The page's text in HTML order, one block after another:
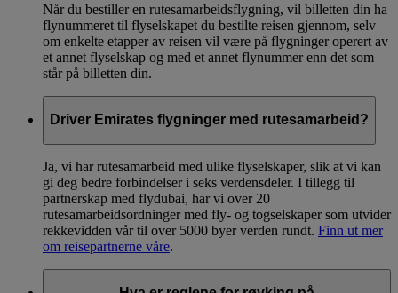
Når du bestiller en rutesamarbeidsflygning, vil billetten din ha
flynummeret til flyselskapet du bestilte reisen gjennom, selv
om enkelte etapper av reisen vil være på flygninger operert av
et annet flyselskap og med et annet flynummer enn det som
står på billetten din.
Driver Emirates flygninger med rutesamarbeid?
Ja, vi har rutesamarbeid med ulike flyselskaper, slik at vi kan
gi deg bedre forbindelser i seks verdensdeler. I tillegg til
partnerskap med flydubai, har vi over 20
rutesamarbeidsordninger med fly- og togselskaper som utvider
rekkevidden vår til over 5000 byer verden rundt. Finn ut mer
om reisepartnerne våre.